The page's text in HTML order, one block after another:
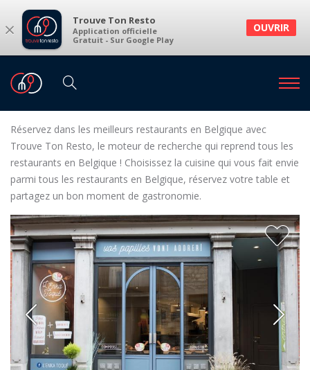
× Trouve Ton Resto
Application officielle
Gratuit - Sur Google Play
OUVRIR
Restaurants
Restaurants en Belgique
Réservez dans les meilleurs restaurants en Belgique avec
Trouve Ton Resto, le moteur de recherche qui reprend tous les
restaurants en Belgique ! Choisissez la cuisine qui vous fait envie
parmi tous les restaurants en Belgique, réservez votre table et
partagez un bon moment de gastronomie.